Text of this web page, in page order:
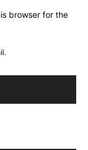
browser for the